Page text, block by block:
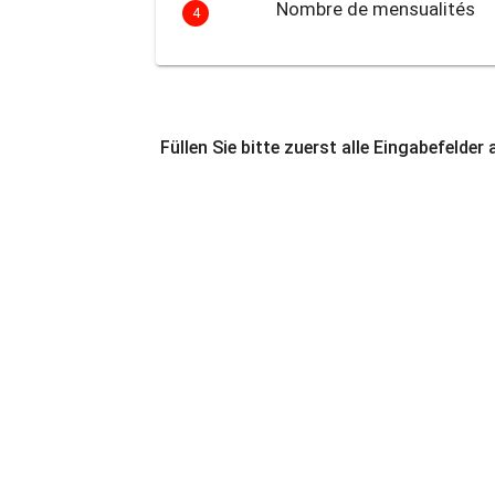
4 Nombre de mensualités
Füllen Sie bitte zuerst alle Eingabefelder